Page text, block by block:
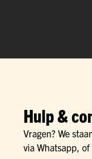
Hulp &
Vragen? We
via Whatsapp,